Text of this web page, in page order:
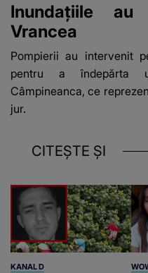
Inundațiile
Vrancea
Pompierii au intervenit
pentru a îndepărta
Câmpineanca, ce
jur.
CITEȘTE ȘI
KANAL D